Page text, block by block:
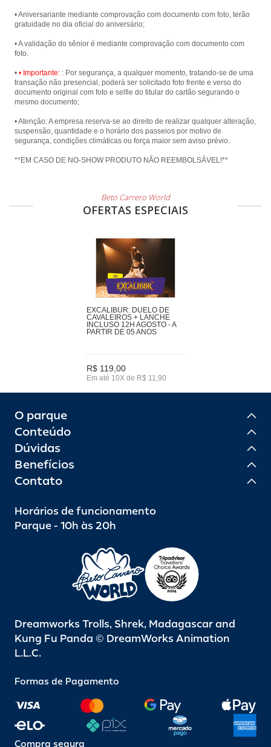
• Aniversariante mediante comprovação com documento com foto, terão
gratuidade no dia oficial do aniversário;
• A validação do sênior é mediante comprovação com documento com
foto.
• • Importante: : Por segurança, a qualquer momento, tratando-se de uma
transação não presencial, poderá ser solicitado foto frente e verso do
documento original com foto e selfie do titular do cartão segurando o
mesmo documento;
• Atenção: A empresa reserva-se ao direito de realizar qualquer alteração,
suspensão, quantidade e o horário dos passeios por motivo de
segurança, condições climáticas ou força maior sem aviso prévio.
**EM CASO DE NO-SHOW PRODUTO NÃO REEMBOLSÁVEL!**
Beto Carrero World
OFERTAS ESPECIAIS
EXCALIBUR: DUELO DE
CAVALEIROS + LANCHE
INCLUSO 12H AGOSTO - A
PARTIR DE 05 ANOS
R$ 119,00
Em até 10X de R$ 11,90
O parque
Conteúdo
Dúvidas
Benefícios
Contato
Horários de funcionamento
Parque - 10h às 20h
Dreamworks Trolls, Shrek, Madagascar and
Kung Fu Panda © DreamWorks Animation
L.L.C.
Formas de Pagamento
Compra segura